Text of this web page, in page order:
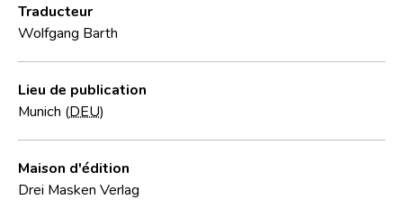
Traducteur
Wolfgang Barth
Lieu de publication
Munich (DEU)
Maison d'édition
Drei Masken Verlag